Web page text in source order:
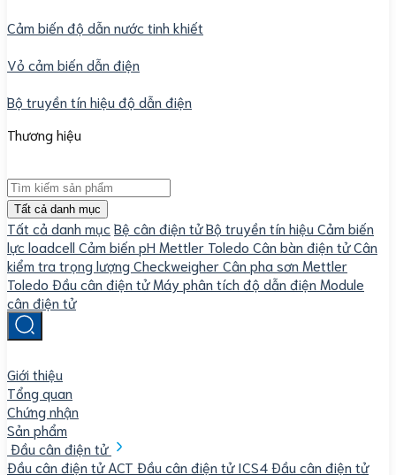
Cảm biến độ dẫn nước tinh khiết
Vỏ cảm biến dẫn điện
Bộ truyền tín hiệu độ dẫn điện
Thương hiệu
Tất cả danh mục
Tất cả danh mục Bệ cân điện tửBộ truyền tín hiệu Cảm biến
lực loadcell Cảm biến pH Mettler Toledo Cân bàn điện tửCân
kiểm tra trọng lượng CheckweigherCân pha sơn Mettler
Toledo Đầu cân điện tửMáy phân tích độ dẫn điện Module
cân điện tử
Giới thiệu
Tổng quan
Chứng nhận
Sản phẩm
Đầu cân điện tử
Đầu cân điện tử ACT Đầu cân điện tử ICS4Đầu cân điện tử